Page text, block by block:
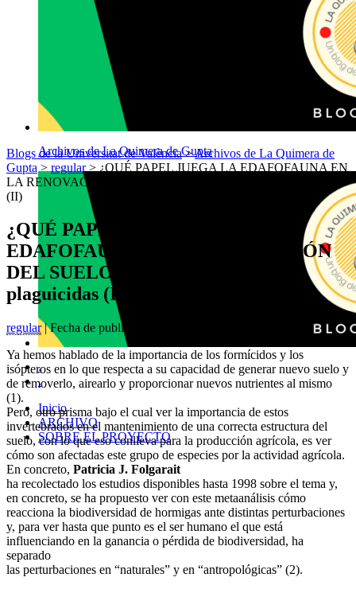
Archivos de La Quimera de Gupta
.
.
Inicio
ARCHIVO
SOBRE EL PROYECTO
Blogs de la Universitat de València>Archivos de La Quimera de
Gupta > regular> ¿QUÉ PAPEL JUEGA LA EDAFOFAUNA EN
LA RENOVACIÓN DEL SUELO?: El efecto de los plaguicidas
(II)
¿QUÉ PAPEL JUEGA LA
EDAFOFAUNA EN LA RENOVACIÓN
DEL SUELO?: El efecto de los
plaguicidas (II)
regular| Fecha de publicación: 18 julio, 2016
Ya hemos hablado de la importancia de los formícidos y los
isópteros en lo que respecta a su capacidad de generar nuevo suelo y
de removerlo, airearlo y proporcionar nuevos nutrientes al mismo
(1).
Pero, otro prisma bajo el cual ver la importancia de estos
invertebrados en el mantenimiento de una correcta estructura del
suelo, con lo que eso conlleva para la producción agrícola, es ver
cómo son afectadas este grupo de especies por la actividad agrícola.
En concreto, Patricia J. Folgarait
ha recolectado los estudios disponibles hasta 1998 sobre el tema y,
en concreto, se ha propuesto ver con este metaanálisis cómo
reacciona la biodiversidad de hormigas ante distintas perturbaciones
y, para ver hasta que punto es el ser humano el que está
influenciando en la ganancia o pérdida de biodiversidad, ha
separado
las perturbaciones en “naturales” y en “antropológicas” (2).